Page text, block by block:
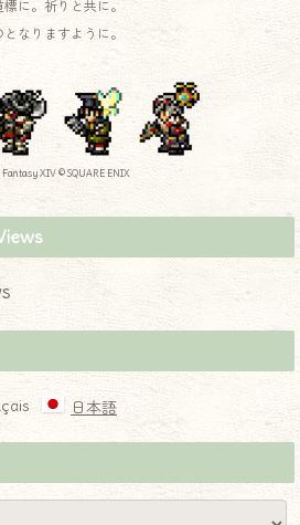
に。祈りと共に。
なりますように。
XIV © SQUARE ENIX
日本語